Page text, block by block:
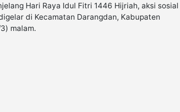
Hari Raya Idul Fitri 1446 Hijriah, aksi sosial
di Kecamatan Darangdan, Kabupaten
malam.